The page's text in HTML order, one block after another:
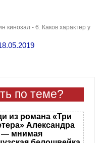
кинозал - 6. Каков характер у
по теме?
из романа «Три
Александра
мнимая